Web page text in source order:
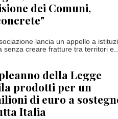
dei Comuni,
lancia un appello a
senza creare fratture tra territori
della Legge
prodotti per un
di euro a
Italia